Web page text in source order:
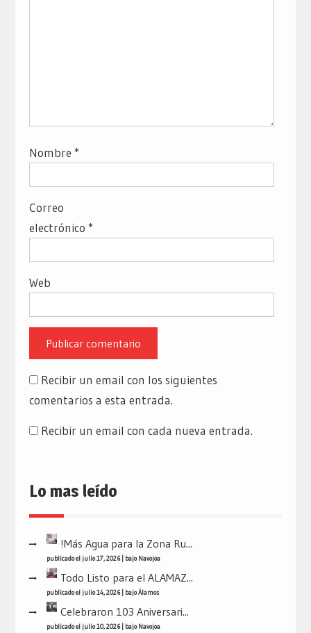
Nombre *
Correo
electrónico *
Web
Recibir un email con los siguientes
comentarios a esta entrada.
Recibir un email con cada nueva entrada.
Lo mas leído
!Más Agua para la Zona Ru...
publicado el julio 17, 2026| bajoNavojoa
Todo Listo para el ALAMAZ...
publicado el julio 14, 2026| bajoÁlamos
Celebraron 103 Aniversari...
publicado el julio 10, 2026| bajoNavojoa